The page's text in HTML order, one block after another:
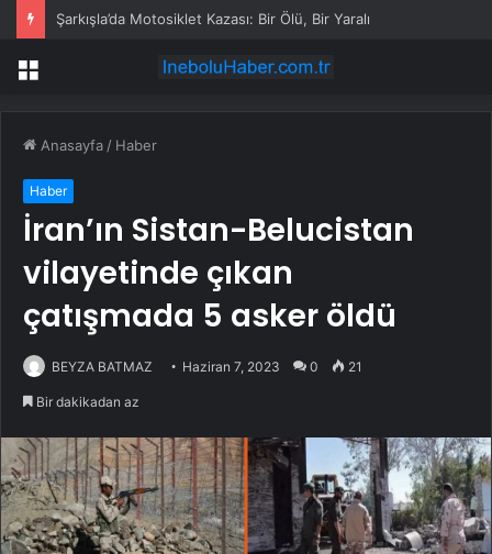
Şarkışla’da Motosiklet Kazası: Bir Ölü, Bir Yaralı
Menü
Anasayfa / Haber
Haber
İran’ın Sistan-Belucistan
vilayetinde çıkan
çatışmada 5 asker öldü
BEYZA BATMAZ Haziran 7, 2023 0 21
Bir dakikadan az